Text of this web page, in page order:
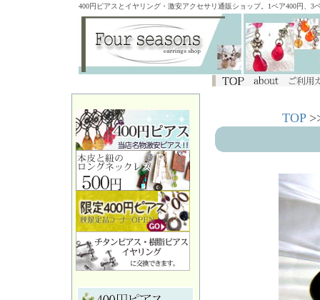
400円ピアスとイヤリング・激安アクセサリ通販ショップ。1ペア400円、
TOP